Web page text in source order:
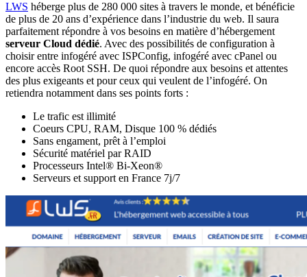
LWS héberge plus de 280 000 sites à travers le monde, et bénéficie
de plus de 20 ans d’expérience dans l’industrie du web. Il saura
parfaitement répondre à vos besoins en matière d’hébergement
serveur Cloud dédié. Avec des possibilités de configuration à
choisir entre infogéré avec ISPConfig, infogéré avec cPanel ou
encore accès Root SSH. De quoi répondre aux besoins et attentes
des plus exigeants et pour ceux qui veulent de l’infogéré. On
retiendra notamment dans ses points forts :
Le trafic est illimité
Coeurs CPU, RAM, Disque 100 % dédiés
Sans engament, prêt à l’emploi
Sécurité matériel par RAID
Processeurs Intel® Bi-Xeon®
Serveurs et support en France 7j/7